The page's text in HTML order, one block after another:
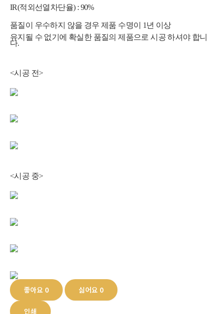
IR(적외선열차단율) : 90%
품질이 우수하지 않을 경우 제품 수명이 1년 이상
유지될 수 없기에 확실한 품질의 제품으로 시공 하셔야 합니
다.
<시공 전>
<시공 중>
좋아요 0 싫어요 0
인쇄